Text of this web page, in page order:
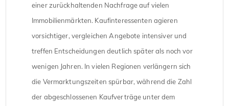
einer zurückhaltenden Nachfrage auf vielen
Immobilienmärkten. Kaufinteressenten agieren
vorsichtiger, vergleichen Angebote intensiver und
treffen Entscheidungen deutlich später als noch vor
wenigen Jahren. In vielen Regionen verlängern sich
die Vermarktungszeiten spürbar, während die Zahl
der abgeschlossenen Kaufverträge unter dem